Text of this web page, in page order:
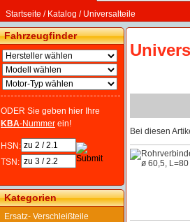
Startseite / Katalog / Universalteile
Fahrzeugfinder
ODER Sie geben hier Ihre
KBA-Nummer ein!
HSN:
TSN:
Kategorien
Ersatz- Verschleißteile
Bei diesen